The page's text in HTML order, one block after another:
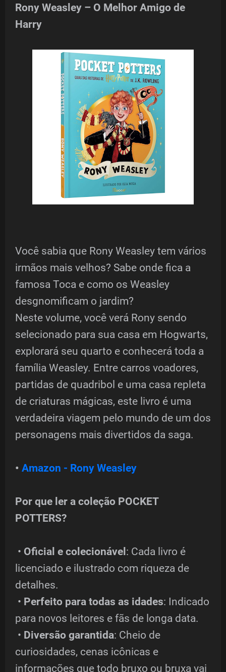
Rony Weasley – O Melhor Amigo de
Harry
Você sabia que Rony Weasley tem vários
irmãos mais velhos? Sabe onde fica a
famosa Toca e como os Weasley
desgnomificam o jardim?
Neste volume, você verá Rony sendo
selecionado para sua casa em Hogwarts,
explorará seu quarto e conhecerá toda a
família Weasley. Entre carros voadores,
partidas de quadribol e uma casa repleta
de criaturas mágicas, este livro é uma
verdadeira viagem pelo mundo de um dos
personagens mais divertidos da saga.
• Amazon - Rony Weasley
Por que ler a coleção POCKET
POTTERS?
• Oficial e colecionável : Cada livro é
licenciado e ilustrado com riqueza de
detalhes.
• Perfeito para todas as idades: Indicado
para novos leitores e fãs de longa data.
• Diversão garantida: Cheio de
curiosidades, cenas icônicas e
informações que todo bruxo ou bruxa vai